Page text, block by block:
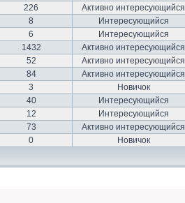
226 Активно интересующийся
8 Интересующийся
6 Интересующийся
1432 Активно интересующийся
52 Активно интересующийся
84 Активно интересующийся
3 Новичок
40 Интересующийся
12 Интересующийся
73 Активно интересующийся
0 Новичок